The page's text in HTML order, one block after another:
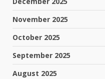
November 2025
October 2025
September 2025
August 2025